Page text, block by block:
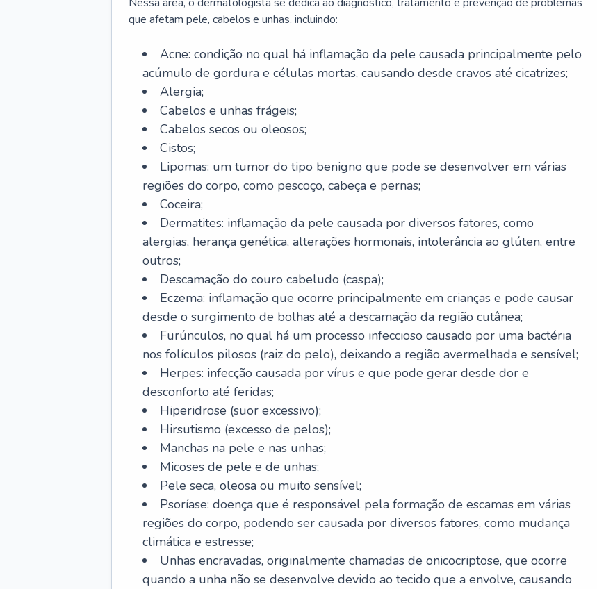
que afetam pele, cabelos e unhas, incluindo:
Acne: condição no qual há inflamação da pele causada principalmente pelo
acúmulo de gordura e células mortas, causando desde cravos até cicatrizes;
Alergia;
Cabelos e unhas frágeis;
Cabelos secos ou oleosos;
Cistos;
Lipomas: um tumor do tipo benigno que pode se desenvolver em várias
regiões do corpo, como pescoço, cabeça e pernas;
Coceira;
Dermatites: inflamação da pele causada por diversos fatores, como
alergias, herança genética, alterações hormonais, intolerância ao glúten, entre
outros;
Descamação do couro cabeludo (caspa);
Eczema: inflamação que ocorre principalmente em crianças e pode causar
desde o surgimento de bolhas até a descamação da região cutânea;
Furúnculos, no qual há um processo infeccioso causado por uma bactéria
nos folículos pilosos (raiz do pelo), deixando a região avermelhada e sensível;
Herpes: infecção causada por vírus e que pode gerar desde dor e
desconforto até feridas;
Hiperidrose (suor excessivo);
Hirsutismo (excesso de pelos);
Manchas na pele e nas unhas;
Micoses de pele e de unhas;
Pele seca, oleosa ou muito sensível;
Psoríase: doença que é responsável pela formação de escamas em várias
regiões do corpo, podendo ser causada por diversos fatores, como mudança
climática e estresse;
Unhas encravadas, originalmente chamadas de onicocriptose, que ocorre
quando a unha não se desenvolve devido ao tecido que a envolve, causando